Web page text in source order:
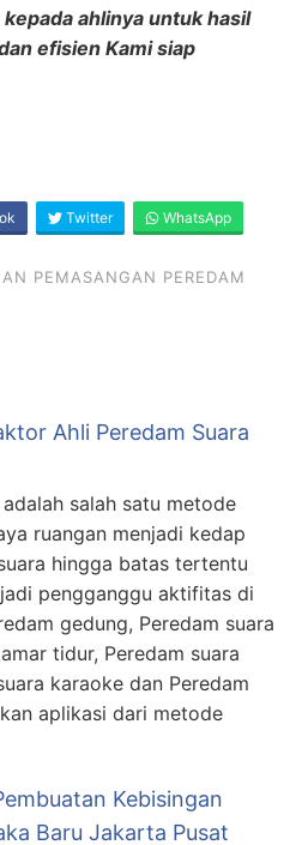
ahlinya untuk hasil
efisien Kami siap
Twitter WhatsApp
PEMASANGAN PEREDAM
Ahli Peredam Suara
salah satu metode
ruangan menjadi kedap
hingga batas tertentu
pengganggu aktifitas di
gedung, Peredam suara
tidur, Peredam suara
karaoke dan Peredam
aplikasi dari metode
Kebisingan
Baru Jakarta Pusat